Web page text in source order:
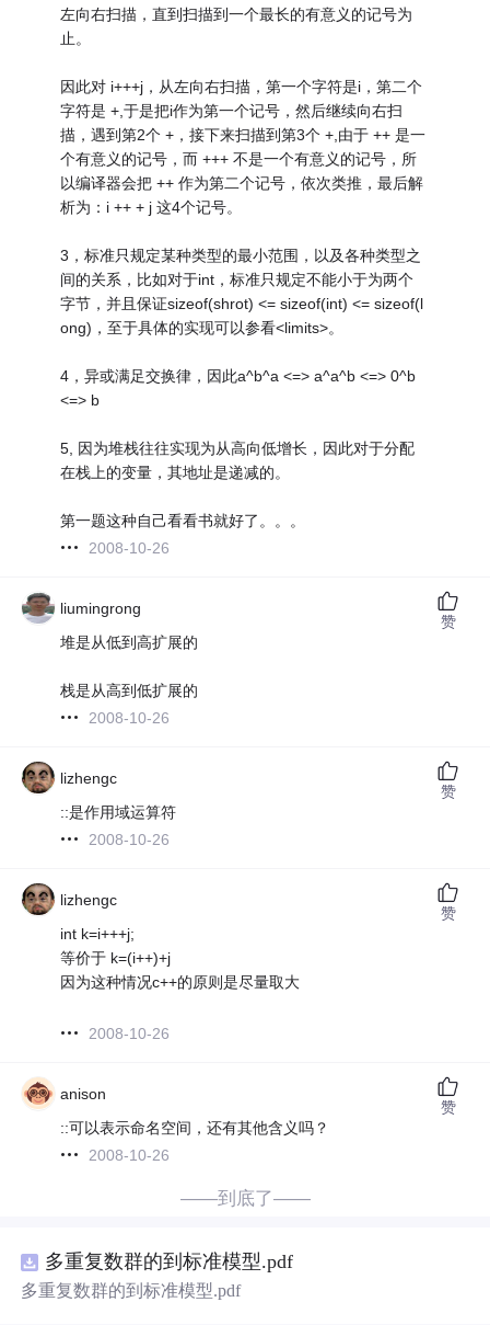
左向右扫描，直到扫描到一个最长的有意义的记号为
止。
因此对 i+++j，从左向右扫描，第一个字符是i，第二个
字符是 +,于是把i作为第一个记号，然后继续向右扫
描，遇到第2个 +，接下来扫描到第3个 +,由于 ++ 是一
个有意义的记号，而 +++ 不是一个有意义的记号，所
以编译器会把 ++ 作为第二个记号，依次类推，最后解
析为：i ++ + j 这4个记号。
3，标准只规定某种类型的最小范围，以及各种类型之
间的关系，比如对于int，标准只规定不能小于为两个
字节，并且保证sizeof(shrot) <= sizeof(int) <= sizeof(l
ong)，至于具体的实现可以参看<limits>。
4，异或满足交换律，因此a^b^a <=> a^a^b <=> 0^b
<=> b
5, 因为堆栈往往实现为从高向低增长，因此对于分配
在栈上的变量，其地址是递减的。
第一题这种自己看看书就好了。。。
2008-10-26
liumingrong
堆是从低到高扩展的
栈是从高到低扩展的
2008-10-26
赞
lizhengc
::是作用域运算符
2008-10-26
赞
lizhengc
int k=i+++j;
等价于 k=(i++)+j
因为这种情况c++的原则是尽量取大
2008-10-26
赞
anison
::可以表示命名空间，还有其他含义吗？
2008-10-26
赞
——到底了——
多重复数群的到标准模型.pdf
多重复数群的到标准模型.pdf